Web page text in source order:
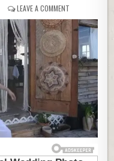
LEAVE A COMMENT
OVA
ŽENA
OBIČNE
ŠUPE
ALAT
NAPRAVILA
KUĆU
ZA
ODMOR:
SADA
ZARAĐUJE